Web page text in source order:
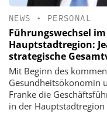
NEWS • PERSONAL
Führungswechsel
Hauptstadtregion:
strategische
Mit Beginn des
Gesundheitsökonomin
Franke die
in der